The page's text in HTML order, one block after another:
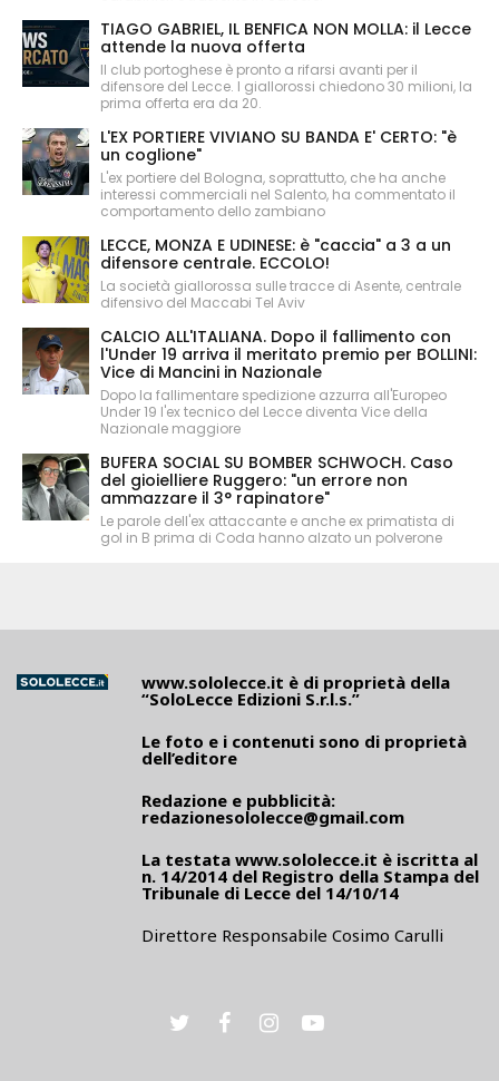
TIAGO GABRIEL, IL BENFICA NON MOLLA: il Lecce
attende la nuova offerta
Il club portoghese è pronto a rifarsi avanti per il
difensore del Lecce. I giallorossi chiedono 30 milioni, la
prima offerta era da 20.
L'EX PORTIERE VIVIANO SU BANDA E' CERTO: "è
un coglione"
L'ex portiere del Bologna, soprattutto, che ha anche
interessi commerciali nel Salento, ha commentato il
comportamento dello zambiano
LECCE, MONZA E UDINESE: è "caccia" a 3 a un
difensore centrale. ECCOLO!
La società giallorossa sulle tracce di Asente, centrale
difensivo del Maccabi Tel Aviv
CALCIO ALL'ITALIANA. Dopo il fallimento con
l'Under 19 arriva il meritato premio per BOLLINI:
Vice di Mancini in Nazionale
Dopo la fallimentare spedizione azzurra all'Europeo
Under 19 l'ex tecnico del Lecce diventa Vice della
Nazionale maggiore
BUFERA SOCIAL SU BOMBER SCHWOCH. Caso
del gioielliere Ruggero: "un errore non
ammazzare il 3° rapinatore"
Le parole dell'ex attaccante e anche ex primatista di
gol in B prima di Coda hanno alzato un polverone
www.sololecce.it è di proprietà della
“SoloLecce Edizioni S.r.l.s.”
Le foto e i contenuti sono di proprietà
dell’editore
Redazione e pubblicità:
redazionesololecce@gmail.com
La testata www.sololecce.it è iscritta al
n. 14/2014 del Registro della Stampa del
Tribunale di Lecce del 14/10/14
Direttore Responsabile Cosimo Carulli